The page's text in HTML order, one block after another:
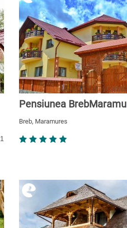
1
Pensiunea BrebMaramu
Breb, Maramures